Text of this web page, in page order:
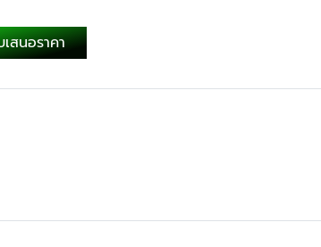
เสนอราคา